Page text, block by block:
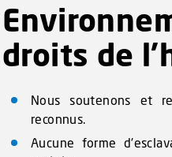
droits de
Nous soutenons et
reconnus.
Aucune forme